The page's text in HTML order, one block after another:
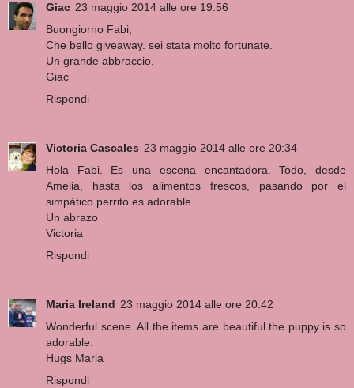
Giac 23 maggio 2014 alle ore 19:56
Buongiorno Fabi,
Che bello giveaway. sei stata molto fortunate.
Un grande abbraccio,
Giac
Rispondi
Victoria Cascales 23 maggio 2014 alle ore 20:34
Hola Fabi. Es una escena encantadora. Todo, desde
Amelia, hasta los alimentos frescos, pasando por el
simpático perrito es adorable.
Un abrazo
Victoria
Rispondi
Maria Ireland 23 maggio 2014 alle ore 20:42
Wonderful scene. All the items are beautiful the puppy is so
adorable.
Hugs Maria
Rispondi